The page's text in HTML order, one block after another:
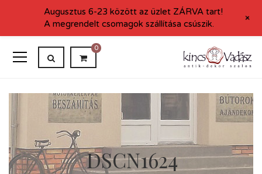
0
DSCN1624
Augusztus 6-23 között az üzlet ZÁRVA tart!
A megrendelt csomagok szállítása csúszik.
+